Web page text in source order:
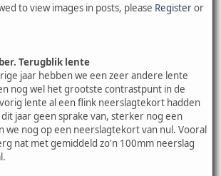
to view images in posts, please Registeror
Terugblik lente
jaar hebben we een zeer andere lente
nog wel het grootste contrastpunt in de
lente al een flink neerslagtekort hadden
jaar geen sprake van, sterker nog een
we nog op een neerslagtekort van nul. Vooral
nat met gemiddeld zo'n 100mm neerslag